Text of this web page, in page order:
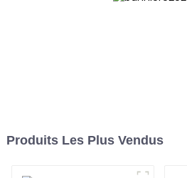
Produits Les Plus Vendus